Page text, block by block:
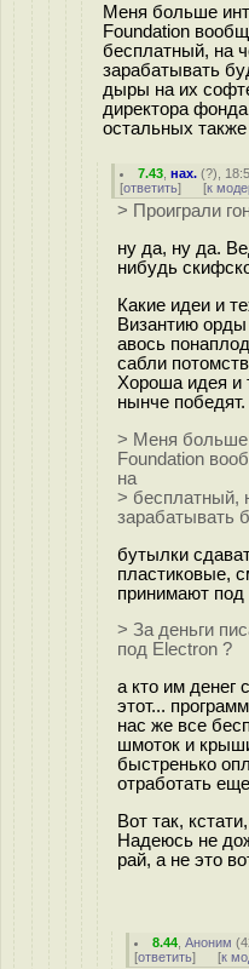
Меня больше
Foundation
бесплатный, на
зарабатывать
дыры на их
директора
остальных
7.43 ,нах. (?),
[ответить] [к
> Проиграли
ну да, ну да.
нибудь
Какие идеи и
Византию
авось
сабли
Хороша идея и
нынче победят.
> Меня больше
Foundation
на
> бесплатный,
зарабатывать
бутылки
пластиковые,
принимают под
> За деньги
под Electron ?
а кто им денег
этот...
нас же все
шмоток и
быстренько
отработать
Вот так,
Надеюсь не
рай, а не это
8.44 ,Аноним (
[ответить] [к